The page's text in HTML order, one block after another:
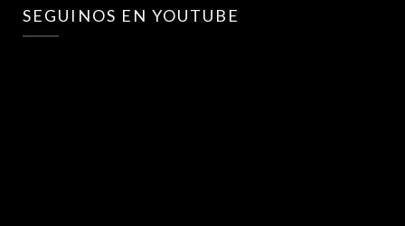
SEGUINOS EN YOUTUBE